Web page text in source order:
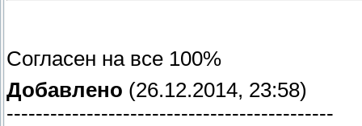
Согласен на все 100%
Добавлено (26.12.2014, 23:58)
---------------------------------------------